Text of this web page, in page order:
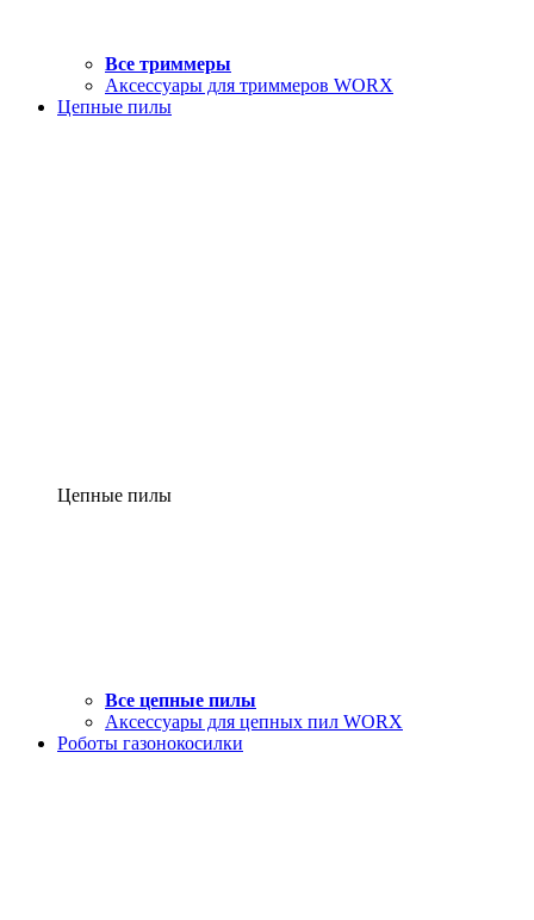
Все триммеры
Аксессуары для триммеров WORX
Цепные пилы
Цепные пилы
Все цепные пилы
Аксессуары для цепных пил WORX
Роботы газонокосилки